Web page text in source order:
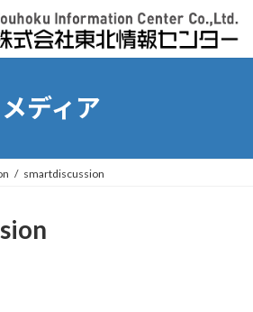
メディア
smartdiscussion